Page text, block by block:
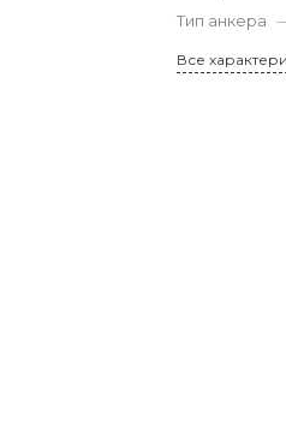
Тип анкера
Все